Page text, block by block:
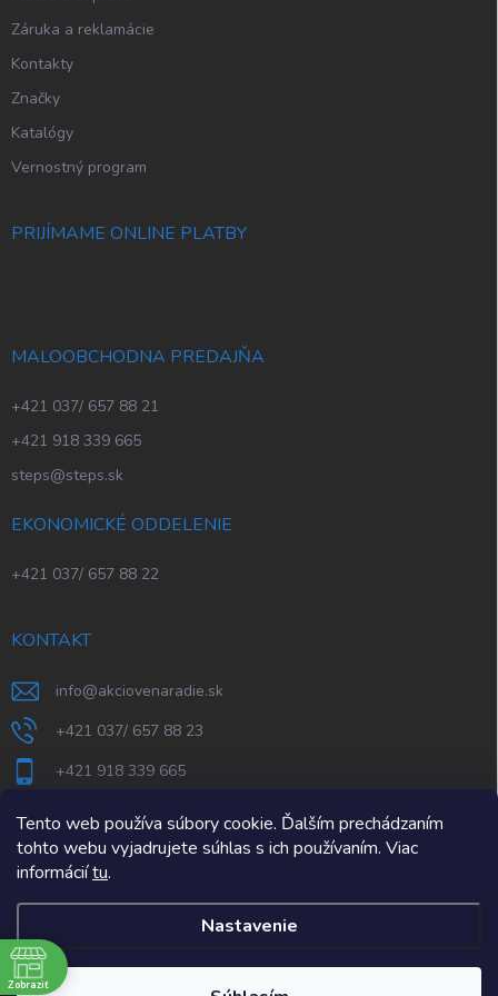
Tento web používa súbory cookie. Ďalším prechádzaním
tohto webu vyjadrujete súhlas s ich používaním. Viac
informáciítu.
Nastavenie
Záruka a reklamácie
Kontakty
Značky
Katalógy
Vernostný program
PRIJÍMAME ONLINE PLATBY
MALOOBCHODNA PREDAJŇA
+421 037/ 657 88 21
+421 918 339 665
steps@steps.sk
EKONOMICKÉ ODDELENIE
+421 037/ 657 88 22
KONTAKT
info@akciovenaradie.sk
+421 037/ 657 88 23
+421 918 339 665
STEPS Nitra
AkcioveNaradie.sk
Zobraziť